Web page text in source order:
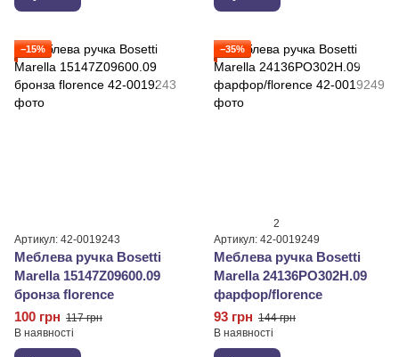
−15%
Артикул: 42-0019243
Меблева ручка Bosetti
Marella 15147Z09600.09
бронза florence
100 грн 117 грн
В наявності
−35%
2
Артикул: 42-0019249
Меблева ручка Bosetti
Marella 24136PO302H.09
фарфор/florence
93 грн 144 грн
В наявності